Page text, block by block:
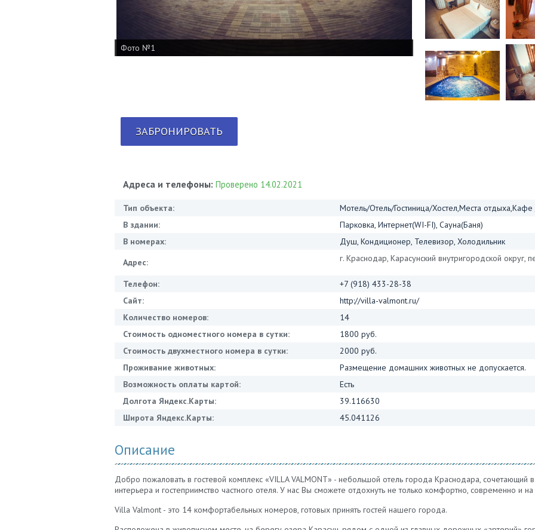
Фото №1
ЗАБРОНИРОВАТЬ
Адреса и телефоны: Проверено 14.02.2021
Тип объекта:
Мотель/Отель/Гостиница/Хостел,Места
В здании:
Парковка, Интернет(WI-FI), Сауна(Баня)
В номерах:
Душ, Кондиционер, Телевизор, Холодильник
Адрес:
г. Краснодар, Карасунский внутригородской округ,
Телефон:
+7 (918) 433-28-38
Сайт:
http://villa-valmont.ru/
Количество номеров:
14
Стоимость одноместного номера в сутки:
1800 руб.
Стоимость двухместного номера в сутки:
2000 руб.
Проживание животных:
Размещение домашних животных не допускается.
Возможность оплаты картой:
Есть
Долгота Яндекс.Карты:
39.116630
Широта Яндекс.Карты:
45.041126
Описание
Добро пожаловать в гостевой комплекс «VILLA VALMONT» - небольшой отель города Краснодара, сочетающий
интерьера и гостеприимство частного отеля. У нас Вы сможете отдохнуть не только комфортно, современно и
Villa Valmont - это 14 комфортабельных номеров, готовых принять гостей нашего города.